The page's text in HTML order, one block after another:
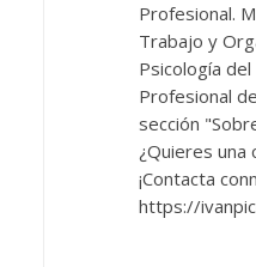
Profesional.
Trabajo y
Psicología
Profesional
sección
¿Quieres una
¡Contacta
https://